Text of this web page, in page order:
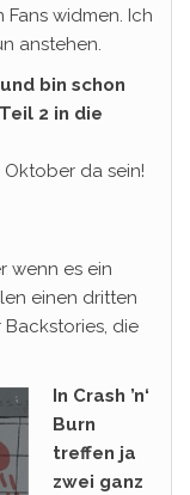
Fans widmen. Ich
anstehen.
bin schon
2 in die
da sein!
wenn es ein
einen dritten
die
In Crash ’n‘
Burn
treffen ja
zwei ganz